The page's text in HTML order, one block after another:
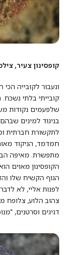
קופסינון צעיר,
ונעבור לקובייה
קובייתי בלתי
שלפעמים נקודות
בניגוד למינים
לתקשורת חברתית
חמדמד, הניקוד
מתפשרת. מאיפה
הקופסינון מאוים
הגוף הקשיח שלו
לפנות אליי, לא
צהוב הלוע, צלופח
דגיגים וסרטנים,